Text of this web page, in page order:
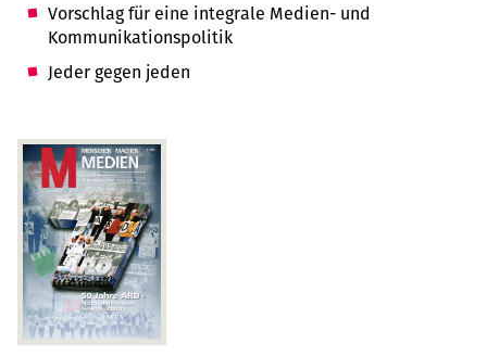
Vorschlag für eine integrale Medien- und
Kommunikationspolitik
Jeder gegen jeden